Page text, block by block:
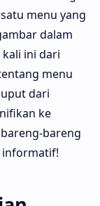
satu menu yang
dalam
kali ini dari
menu
dari
ke
bareng-bareng
informatif!